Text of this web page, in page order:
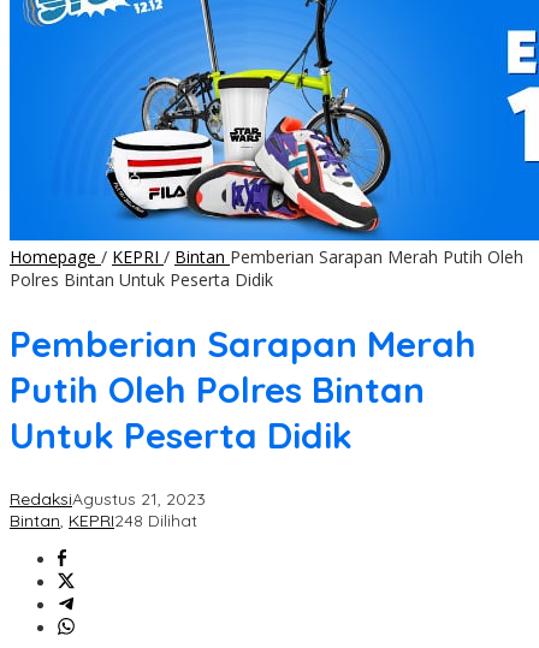
Homepage / KEPRI / Bintan Pemberian Sarapan Merah Putih Oleh
Polres Bintan Untuk Peserta Didik
Pemberian Sarapan Merah
Putih Oleh Polres Bintan
Untuk Peserta Didik
RedaksiAgustus 21, 2023
Bintan, KEPRI248 Dilihat